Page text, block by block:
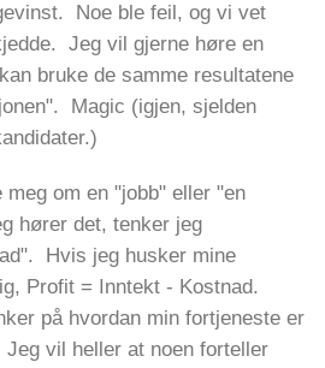
Noe ble feil, og vi vet
Jeg vil gjerne høre en
bruke de samme resultatene
Magic (igjen, sjelden
om en "jobb" eller "en
hører det, tenker jeg
Hvis jeg husker mine
Profit = Inntekt - Kostnad.
på hvordan min fortjeneste er
vil heller at noen forteller